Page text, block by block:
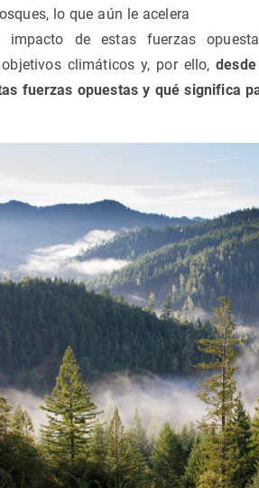
lo que aún le acelera
impacto de estas fuerzas
climáticos y, por ello,
fuerzas opuestas y qué significa